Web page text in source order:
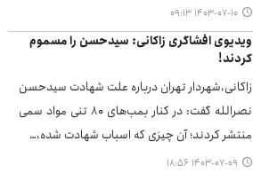
۱۴۰۳-۰۷-۱۰ ۰۹:۱۳
ویدیوی افشاگری زاکانی: سیدحسن را مسموم
کردند!
زاکانی،‌شهردار تهران درباره علت شهادت سیدحسن
نصرالله گفت: در کنار بمب‌های ۸۰ تنی مواد سمی
منتشر کردند؛ آن چیزی که اسباب شهادت شده،…
۱۴۰۳-۰۷-۰۹ ۱۸:۵۶